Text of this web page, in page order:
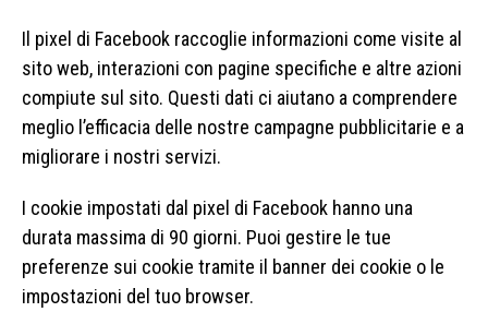
Il pixel di Facebook raccoglie informazioni come visite al
sito web, interazioni con pagine specifiche e altre azioni
compiute sul sito. Questi dati ci aiutano a comprendere
meglio l’efficacia delle nostre campagne pubblicitarie e a
migliorare i nostri servizi.
I cookie impostati dal pixel di Facebook hanno una
durata massima di 90 giorni. Puoi gestire le tue
preferenze sui cookie tramite il banner dei cookie o le
impostazioni del tuo browser.